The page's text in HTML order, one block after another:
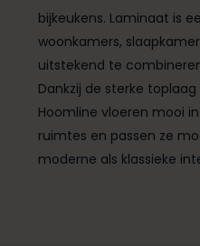
bijkeukens. Laminaat is
woonkamers,
uitstekend te
Dankzij de sterke
Hoomline vloeren mooi
ruimtes en passen ze
moderne als klassieke